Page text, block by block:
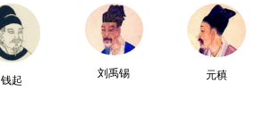
钱起
刘禹锡 元稹